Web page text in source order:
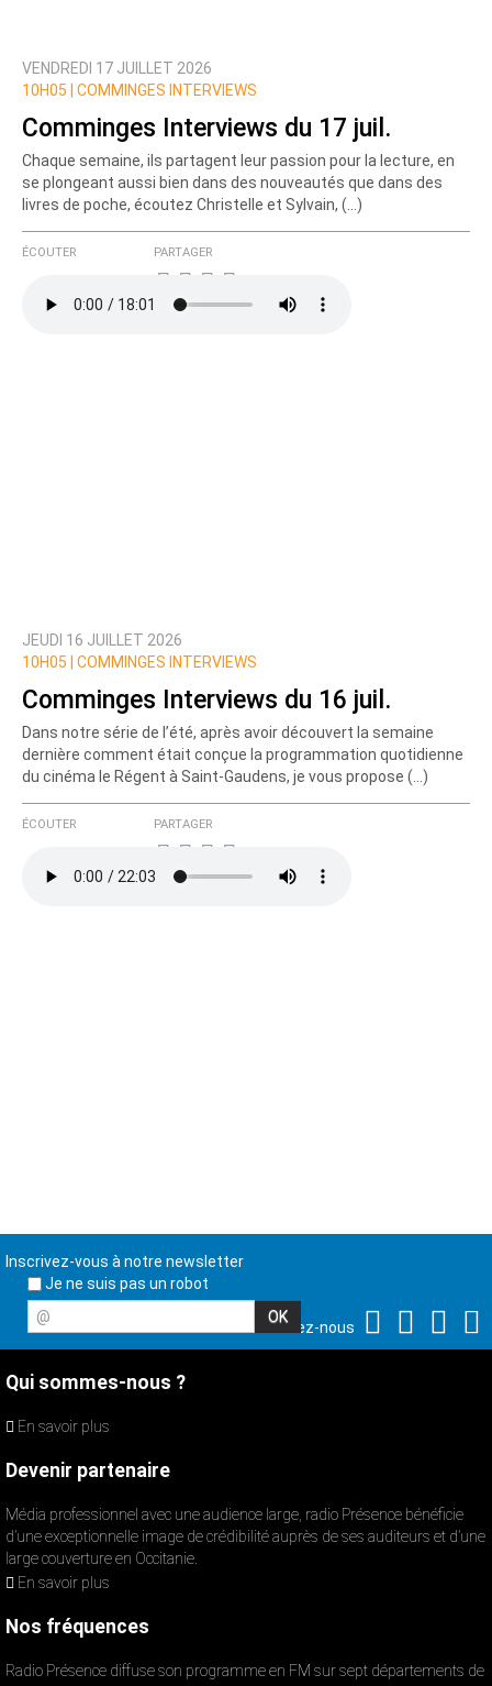
VENDREDI 17 JUILLET 2026
10H05 |
COMMINGES INTERVIEWS
Comminges Interviews du 17 juil.
Chaque semaine, ils partagent leur passion pour la lecture, en
se plongeant aussi bien dans des nouveautés que dans des
livres de poche, écoutez Christelle et Sylvain, (…)
ÉCOUTER PARTAGER
JEUDI 16 JUILLET 2026
10H05 |
COMMINGES INTERVIEWS
Comminges Interviews du 16 juil.
Dans notre série de l’été, après avoir découvert la semaine
dernière comment était conçue la programmation quotidienne
du cinéma le Régent à Saint-Gaudens, je vous propose (…)
ÉCOUTER PARTAGER
Inscrivez-vous à notre newsletter
Je ne suis pas un robot
@
Suivez-nous
Qui sommes-nous ?
En savoir plus
Devenir partenaire
Média professionnel avec une audience large, radio Présence bénéficie
d’une exceptionnelle image de crédibilité auprès de ses auditeurs et d’une
large couverture en Occitanie.
En savoir plus
Nos fréquences
Radio Présence diffuse son programme en FM sur sept départements de